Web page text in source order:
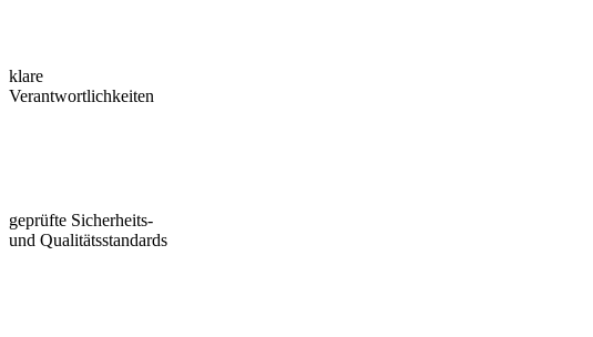
klare
Verantwortlichkeiten
geprüfte Sicherheits-
und Qualitätsstandards